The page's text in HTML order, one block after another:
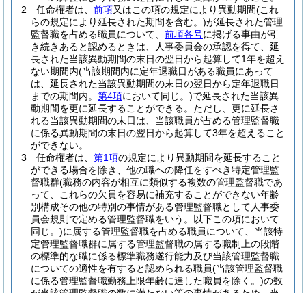
2
任命権者は、 前項又はこの項の規定により異動期間(これ
らの規定により延長された期間を含む。)が延長された管理
監督職を占める職員について、 前項各号に掲げる事由が引
き続きあると認めるときは、人事委員会の承認を得て、延
長された当該異動期間の末日の翌日から起算して1年を超え
ない期間内(当該期間内に定年退職日がある職員にあって
は、延長された当該異動期間の末日の翌日から定年退職日
までの期間内。 第4項において同じ。)で延長された当該異
動期間を更に延長することができる。 ただし、更に延長さ
れる当該異動期間の末日は、当該職員が占める管理監督職
に係る異動期間の末日の翌日から起算して3年を超えること
ができない。
3
任命権者は、 第1項の規定により異動期間を延長すること
ができる場合を除き、他の職への降任をすべき特定管理監
督職群(職務の内容が相互に類似する複数の管理監督職であ
って、これらの欠員を容易に補充することができない年齢
別構成その他の特別の事情がある管理監督職として人事委
員会規則で定める管理監督職をいう。以下この項において
同じ。)に属する管理監督職を占める職員について、当該特
定管理監督職群に属する管理監督職の属する職制上の段階
の標準的な職に係る標準職務遂行能力及び当該管理監督職
についての適性を有すると認められる職員(当該管理監督職
に係る管理監督職勤務上限年齢に達した職員を除く。)の数